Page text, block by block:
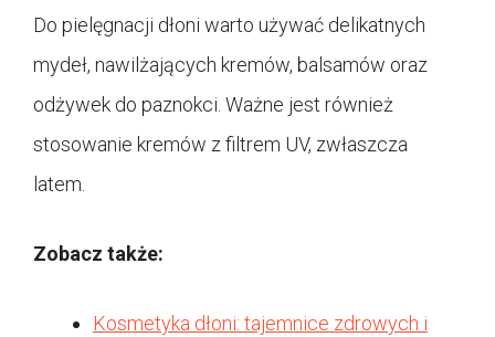
Do pielęgnacji dłoni warto używać delikatnych
mydeł, nawilżających kremów, balsamów oraz
odżywek do paznokci. Ważne jest również
stosowanie kremów z filtrem UV, zwłaszcza
latem.
Zobacz także:
Kosmetyka dłoni: tajemnice zdrowych i